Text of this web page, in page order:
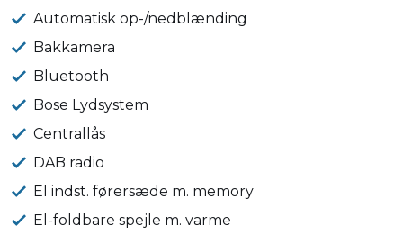
Automatisk op-/nedblænding
Bakkamera
Bluetooth
Bose Lydsystem
Centrallås
DAB radio
El indst. førersæde m. memory
El-foldbare spejle m. varme